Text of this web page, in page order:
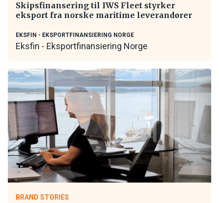
Skipsfinansering til IWS Fleet styrker
eksport fra norske maritime leverandører
EKSFIN - EKSPORTFINANSIERING NORGE
Eksfin - Eksportfinansiering Norge
BRAND STORIES